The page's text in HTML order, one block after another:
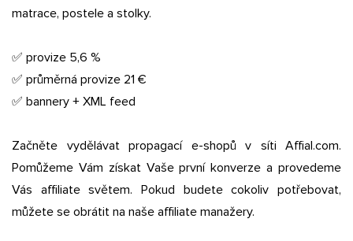
matrace, postele a stolky.
✅ provize 5,6 %
✅ průměrná provize 21 €
✅ bannery + XML feed
Začněte vydělávat propagací e-shopů v síti Affial.com.
Pomůžeme Vám získat Vaše první konverze a provedeme
Vás affiliate světem. Pokud budete cokoliv potřebovat,
můžete se obrátit na naše affiliate manažery.